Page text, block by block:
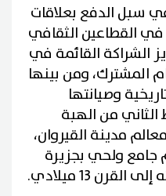
سبل الدفع بعلاقات
في القطاعين الثقافي
الشراكة القائمة في
المشترك، ومن بينها
وصيانتها
من الهبة
مدينة القيروان،
جامع ولحي بجزيرة
13 ميلادي.